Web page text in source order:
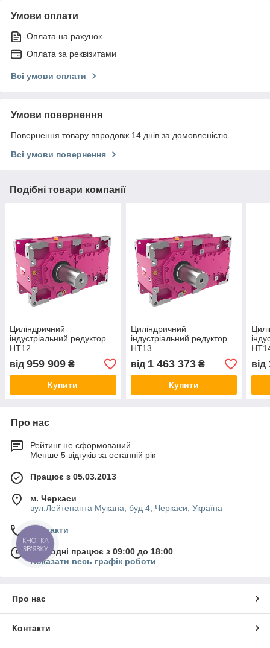
Умови оплати
Оплата на рахунок
Оплата за реквізитами
Всі умови оплати
Умови повернення
Повернення товару впродовж 14 днів за домовленістю
Всі умови повернення
Подібні товари компанії
Циліндричний
індустріальний редуктор
HT12
від 959 909 ₴
Купити
Циліндричний
індустріальний редуктор
HT13
від 1 463 373₴
Купити
від
Про нас
Рейтинг не сформований
Менше 5 відгуків за останній рік
Працює з 05.03.2013
м. Черкаси
вул.Лейтенанта Мукана, буд 4, Черкаси, Україна
Контакти
Сьогодні працює з 09:00 до 18:00
Показати весь графік роботи
Про нас
Контакти
КНОПКА
ЗВ'ЯЗКУ